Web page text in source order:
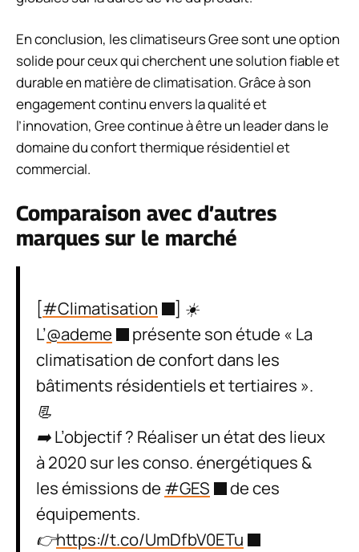
En conclusion, les climatiseurs Gree sont une option
solide pour ceux qui cherchent une solution fiable et
durable en matière de climatisation. Grâce à son
engagement continu envers la qualité et
l’innovation, Gree continue à être un leader dans le
domaine du confort thermique résidentiel et
commercial.
Comparaison avec d’autres
marques sur le marché
[#Climatisation
] ☀️
L’@ademe
présente son étude « La
climatisation de confort dans les
bâtiments résidentiels et tertiaires ».
📃
➡️ L’objectif ? Réaliser un état des lieux
à 2020 sur les conso. énergétiques &
les émissions de #GES
de ces
équipements.
👉https://t.co/UmDfbV0ETu